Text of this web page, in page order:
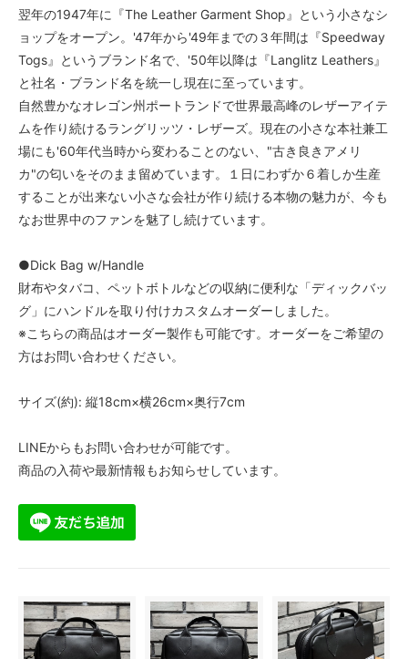
翌年の1947年に『The Leather Garment Shop』という小さなシ
ョップをオープン。'47年から'49年までの３年間は『Speedway
Togs』というブランド名で、'50年以降は『Langlitz Leathers』
と社名・ブランド名を統一し現在に至っています。
自然豊かなオレゴン州ポートランドで世界最高峰のレザーアイテ
ムを作り続けるラングリッツ・レザーズ。現在の小さな本社兼工
場にも'60年代当時から変わることのない、"古き良きアメリ
カ"の匂いをそのまま留めています。１日にわずか６着しか生産
することが出来ない小さな会社が作り続ける本物の魅力が、今も
なお世界中のファンを魅了し続けています。
●Dick Bag w/Handle
財布やタバコ、ペットボトルなどの収納に便利な「ディックバッ
グ」にハンドルを取り付けカスタムオーダーしました。
※こちらの商品はオーダー製作も可能です。オーダーをご希望の
方はお問い合わせください。
サイズ(約): 縦18cm×横26cm×奥行7cm
LINEからもお問い合わせが可能です。
商品の入荷や最新情報もお知らせしています。